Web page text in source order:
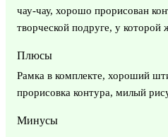
чау-чау, хорошо прорисован
творческой подруге, у которой
Плюсы
Рамка в комплекте, хороший
прорисовка контура, милый
Минусы